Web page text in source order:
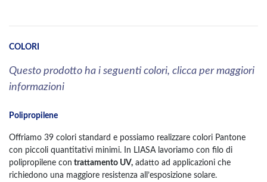
COLORI
Questo prodotto ha i seguenti colori, clicca per maggiori
informazioni
Polipropilene
Offriamo 39 colori standard e possiamo realizzare colori Pantone
con piccoli quantitativi minimi. In LIASA lavoriamo con filo di
polipropilene con trattamento UV, adatto ad applicazioni che
richiedono una maggiore resistenza all’esposizione solare.